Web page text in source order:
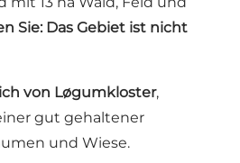
Sie: Das Gebiet ist nicht
von Løgumkloster,
gut gehaltener
und Wiese.